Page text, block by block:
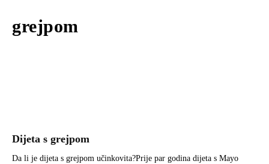
grejpom
Dijeta s grejpom
Da li je dijeta s grejpom učinkovita?Prije par godina dijeta s Mayo